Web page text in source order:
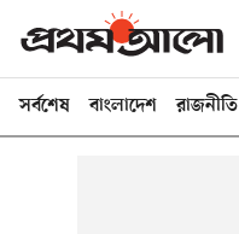
সর্বশেষ বাংলাদেশ রাজনীতি